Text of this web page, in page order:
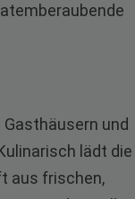
und
lädt die
aus frischen,